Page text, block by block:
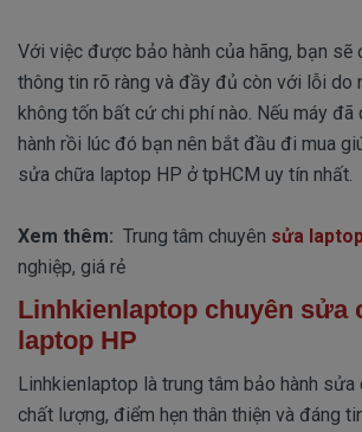
Với việc được bảo hành của hãng, bạn
thông tin rõ ràng và đầy đủ còn với lỗi do
không tốn bất cứ chi phí nào. Nếu máy đã
hành rồi lúc đó bạn nên bắt đầu đi mua
sửa chữa laptop HP ở tpHCM uy tín nhất.
Xem thêm: Trung tâm chuyên sửa
nghiệp, giá rẻ
Linhkienlaptop chuyên sửa
laptop HP
Linhkienlaptop là trung tâm bảo hành
chất lượng, điểm hẹn thân thiện và đáng